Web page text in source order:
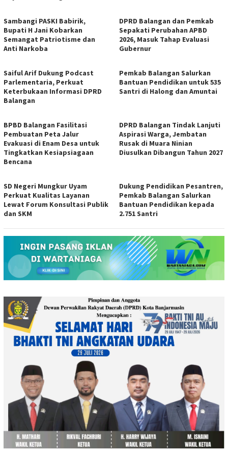
Sambangi PASKI Babirik,
Bupati H Jani Kobarkan
Semangat Patriotisme dan
Anti Narkoba
DPRD Balangan dan Pemkab
Sepakati Perubahan APBD
2026, Masuk Tahap Evaluasi
Gubernur
Saiful Arif Dukung Podcast
Parlementaria, Perkuat
Keterbukaan Informasi DPRD
Balangan
Pemkab Balangan Salurkan
Bantuan Pendidikan untuk 535
Santri di Halong dan Amuntai
BPBD Balangan Fasilitasi
Pembuatan Peta Jalur
Evakuasi di Enam Desa untuk
Tingkatkan Kesiapsiagaan
Bencana
DPRD Balangan Tindak Lanjuti
Aspirasi Warga, Jembatan
Rusak di Muara Ninian
Diusulkan Dibangun Tahun 2027
SD Negeri Mungkur Uyam
Perkuat Kualitas Layanan
Lewat Forum Konsultasi Publik
dan SKM
Dukung Pendidikan Pesantren,
Pemkab Balangan Salurkan
Bantuan Pendidikan kepada
2.751 Santri